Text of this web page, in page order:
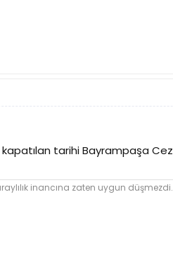
tarihi Bayrampaşa
inancına zaten uygun